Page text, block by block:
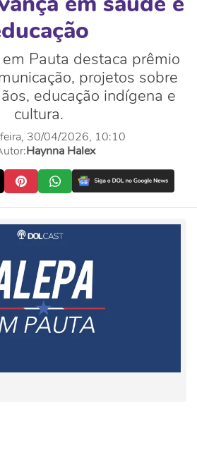
Pauta destaca prêmio
projetos sobre
educação indígena e
cultura.
30/04/2026, 10:10
Haynna Halex